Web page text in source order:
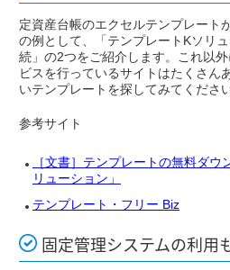
定資産台帳のエクセルテンプレート
の例として、「テンプレートKソリ
続」の2つをご紹介します。これ以
ビスを行っているサイトはたくさん
いテンプレートを探してみてください
参考サイト
［文書］テンプレートの無料ダウ
リューション」
テンプレート・フリー Biz
固定管理システムの利用